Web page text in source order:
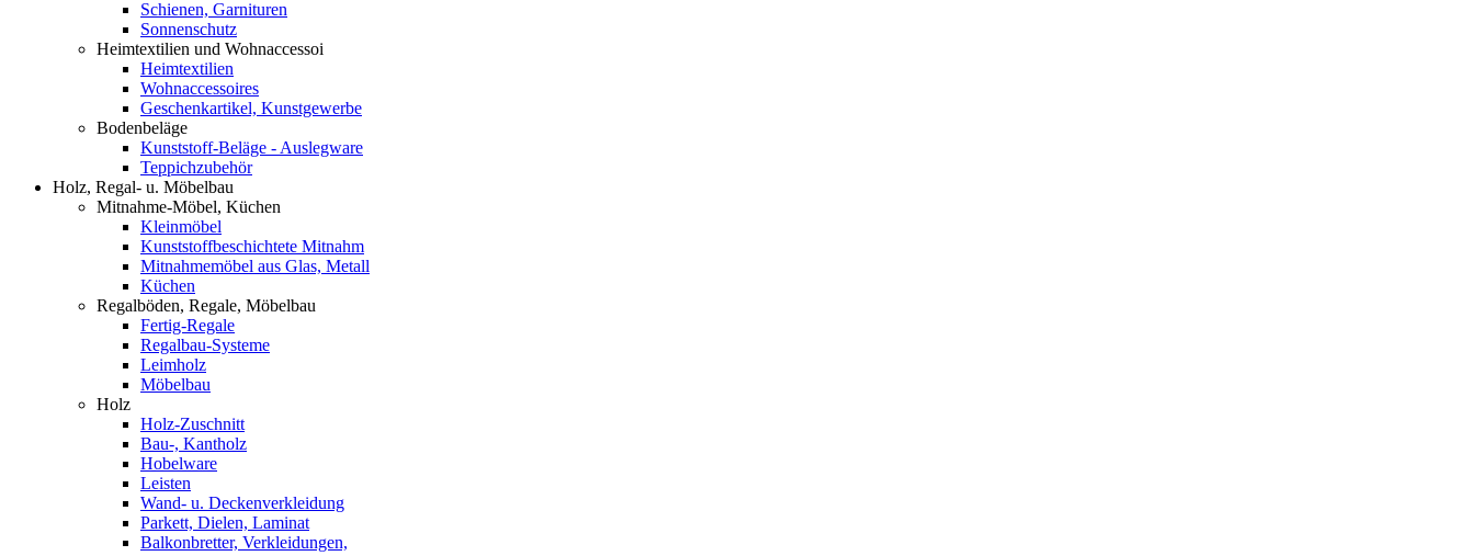
Schienen, Garnituren
Sonnenschutz
Heimtextilien und Wohnaccessoi
Heimtextilien
Wohnaccessoires
Geschenkartikel, Kunstgewerbe
Bodenbeläge
Kunststoff-Beläge - Auslegware
Teppichzubehör
Holz, Regal- u. Möbelbau
Mitnahme-Möbel, Küchen
Kleinmöbel
Kunststoffbeschichtete Mitnahm
Mitnahmemöbel aus Glas, Metall
Küchen
Regalböden, Regale, Möbelbau
Fertig-Regale
Regalbau-Systeme
Leimholz
Möbelbau
Holz
Holz-Zuschnitt
Bau-, Kantholz
Hobelware
Leisten
Wand- u. Deckenverkleidung
Parkett, Dielen, Laminat
Balkonbretter, Verkleidungen,